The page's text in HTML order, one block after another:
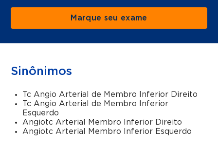
Marque seu exame
Sinônimos
Tc Angio Arterial de Membro Inferior Direito
Tc Angio Arterial de Membro Inferior
Esquerdo
Angiotc Arterial Membro Inferior Direito
Angiotc Arterial Membro Inferior Esquerdo